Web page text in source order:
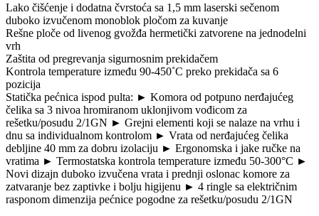
Lako čišćenje i dodatna čvrstoća sa 1,5 mm laserski sečenom
duboko izvučenom monoblok pločom za kuvanje
Rešne ploče od livenog gvožđa hermetički zatvorene na jednodelni
vrh
Zaštita od pregrevanja sigurnosnim prekidačem
Kontrola temperature između 90-450˚C preko prekidača sa 6
pozicija
Statička pećnica ispod pulta: ► Komora od potpuno nerđajućeg
čelika sa 3 nivoa hromiranom uklonjivom vođicom za
rešetku/posudu 2/1GN ► Grejni elementi koji se nalaze na vrhu i
dnu sa individualnom kontrolom ► Vrata od nerđajućeg čelika
debljine 40 mm za dobru izolaciju ► Ergonomska i jake ručke na
vratima ► Termostatska kontrola temperature između 50-300°C ►
Novi dizajn duboko izvučena vrata i prednji oslonac komore za
zatvaranje bez zaptivke i bolju higijenu ► 4 ringle sa električnim
rasponom dimenzija pećnice pogodne za rešetku/posudu 2/1GN